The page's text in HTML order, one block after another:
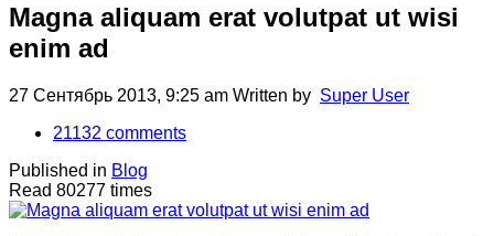
Magna aliquam erat volutpat ut wisi
enim ad
27 Сентябрь 2013, 9:25 am Written by Super User
21132 comments
Published in Blog
Read 80277 times